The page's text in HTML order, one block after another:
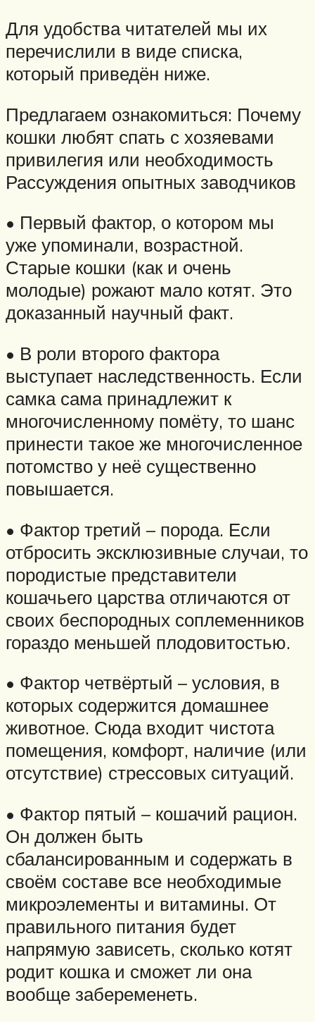
Для удобства читателей мы их
перечислили в виде списка,
который приведён ниже.
Предлагаем ознакомиться: Почему
кошки любят спать с хозяевами
привилегия или необходимость
Рассуждения опытных заводчиков
• Первый фактор, о котором мы
уже упоминали, возрастной.
Старые кошки (как и очень
молодые) рожают мало котят. Это
доказанный научный факт.
• В роли второго фактора
выступает наследственность. Если
самка сама принадлежит к
многочисленному помёту, то шанс
принести такое же многочисленное
потомство у неё существенно
повышается.
• Фактор третий – порода. Если
отбросить эксклюзивные случаи, то
породистые представители
кошачьего царства отличаются от
своих беспородных соплеменников
гораздо меньшей плодовитостью.
• Фактор четвёртый – условия, в
которых содержится домашнее
животное. Сюда входит чистота
помещения, комфорт, наличие (или
отсутствие) стрессовых ситуаций.
• Фактор пятый – кошачий рацион.
Он должен быть
сбалансированным и содержать в
своём составе все необходимые
микроэлементы и витамины. От
правильного питания будет
напрямую зависеть, сколько котят
родит кошка и сможет ли она
вообще забеременеть.